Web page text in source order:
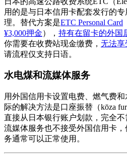
用的是与日本信用卡配套发行的
理。替代方案是ETC Personal Card
¥3,000押金）， 持有在留卡的外国
你需要在收费站现金缴费， 无法享
请流程仅支持日语。
水电煤和流媒体服务
用外国信用卡设置电费、燃气费
际的解决方法是口座振替（kōza
直接从日本银行账户划款，完全
流媒体服务也不接受外国信用卡
务通常可以正常使用。